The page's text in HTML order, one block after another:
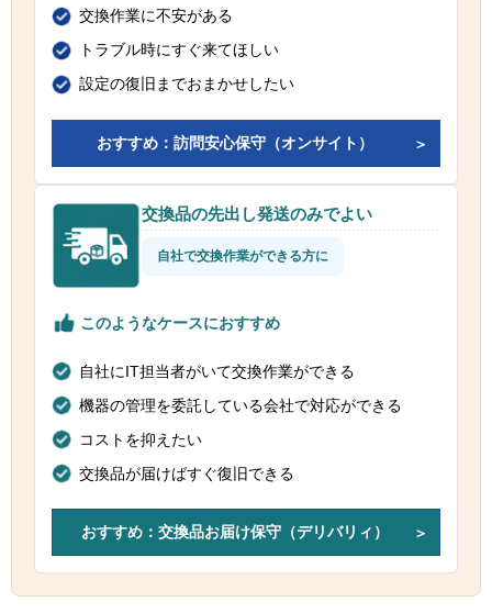
交換作業に不安がある
トラブル時にすぐ来てほしい
設定の復旧までおまかせしたい
おすすめ：訪問安心保守（オンサイト）
交換品の先出し発送のみでよい
自社で交換作業ができる方に
このようなケースにおすすめ
自社にIT担当者がいて交換作業ができる
機器の管理を委託している会社で対応ができる
コストを抑えたい
交換品が届けばすぐ復旧できる
おすすめ：交換品お届け保守（デリバリィ）